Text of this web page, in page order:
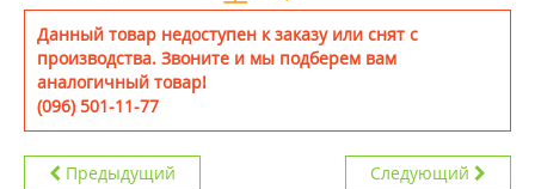
Данный товар недоступен к заказу или снят с
производства. Звоните и мы подберем вам
аналогичный товар!
(096) 501-11-77
Предыдущий Следующий